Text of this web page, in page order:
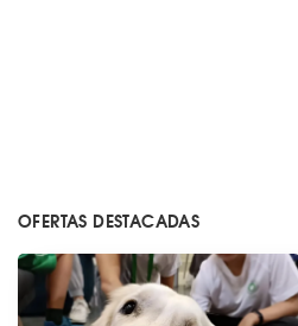
OFERTAS DESTACADAS